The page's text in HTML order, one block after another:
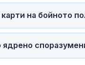
на бойното
ядрено